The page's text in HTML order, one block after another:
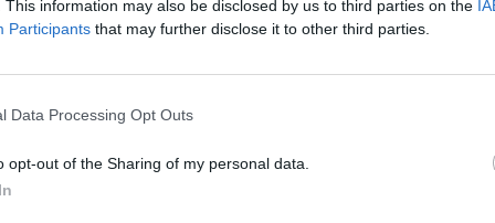
This information may also be disclosed by us to third parties on the
Participants that may further disclose it to other third parties.
Data Processing Opt Outs
opt-out of the Sharing of my personal data.
för att växa mer med den utrustning vi har i dag. Det
Buchanan.
bra är att man lyckats attrahera både den nya
och vi brygger en hel del lager också, även om